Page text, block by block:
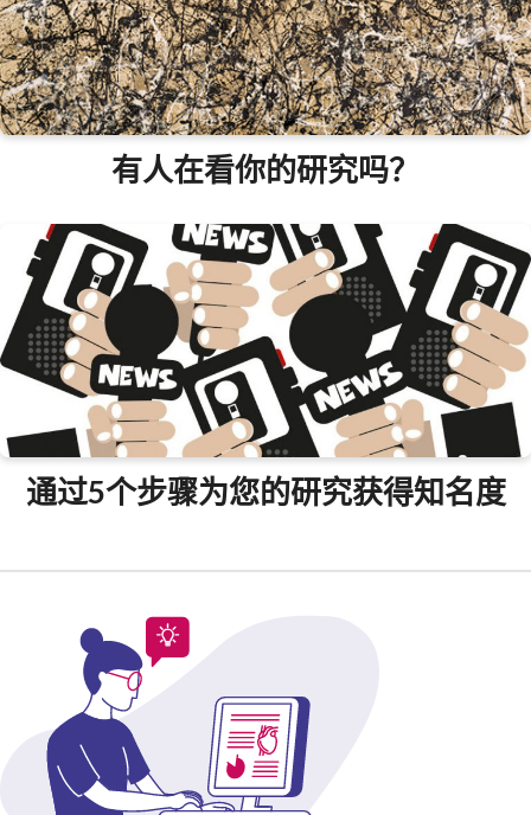
有人在看你的研究吗？
通过5个步骤为您的研究获得知名度